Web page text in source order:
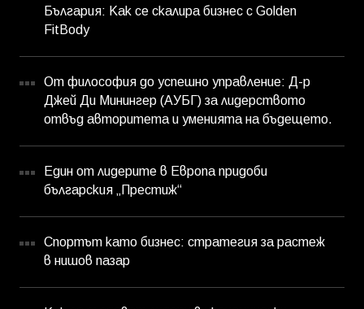
България: Как се скалира бизнес с Golden
FitBody
От философия до успешно управление: Д-р
Джей Ди Минингер (АУБГ) за лидерството
отвъд авторитета и уменията на бъдещето.
Един от лидерите в Европа придоби
българския „Престиж“
Спортът като бизнес: стратегия за растеж
в нишов пазар